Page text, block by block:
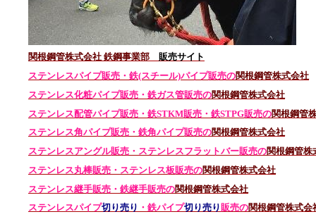
関根鋼管株式会社 鉄鋼事業部 販売サイト
ステンレスパイプ販売・鉄(スチール)パイプ販売の関根鋼管株式会社
ステンレス化粧パイプ販売・鉄ガス管販売の関根鋼管株式会社
ステンレス配管パイプ販売・鉄STKM販売・鉄STPG販売の関根鋼管
ステンレス角パイプ販売・鉄角パイプ販売の関根鋼管株式会社
ステンレスアングル販売・ ステンレスフラットバー販売の関根鋼管株
ステンレス丸棒販売・ ステンレス板販売の関根鋼管株式会社
ステンレス継手販売・鉄継手販売の関根鋼管株式会社
ステンレスパイプ切り売り ・鉄パイプ切り売り販売の関根鋼管株式会